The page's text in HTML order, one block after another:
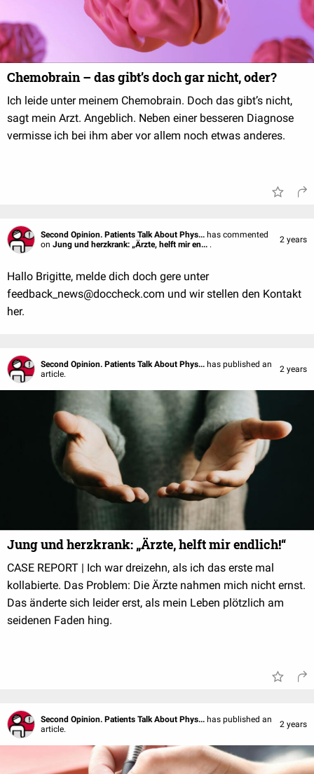
Chemobrain – das gibt’s doch gar nicht, oder?
Ich leide unter meinem Chemobrain. Doch das gibt’s nicht,
sagt mein Arzt. Angeblich. Neben einer besseren Diagnose
vermisse ich bei ihm aber vor allem noch etwas anderes.
Second Opinion. Patients Talk About Phys... has commented
on Jung und herzkrank: „Ärzte, helft mir en... . 2 years
Hallo Brigitte, melde dich doch gere unter
feedback_news@doccheck.com und wir stellen den Kontakt
her.
Second Opinion. Patients Talk About Phys... has published an
article.
2 years
Jung und herzkrank: „Ärzte, helft mir endlich!“
CASE REPORT | Ich war dreizehn, als ich das erste mal
kollabierte. Das Problem: Die Ärzte nahmen mich nicht ernst.
Das änderte sich leider erst, als mein Leben plötzlich am
seidenen Faden hing.
Second Opinion. Patients Talk About Phys... has published an
article.
2 years